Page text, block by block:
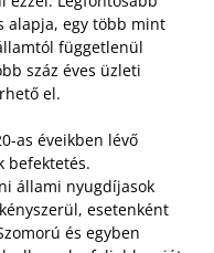
alapja, egy több mint
függetlenül
száz éves üzleti
el.
as éveikben lévő
befektetés.
állami nyugdíjasok
esetenként
és egyben